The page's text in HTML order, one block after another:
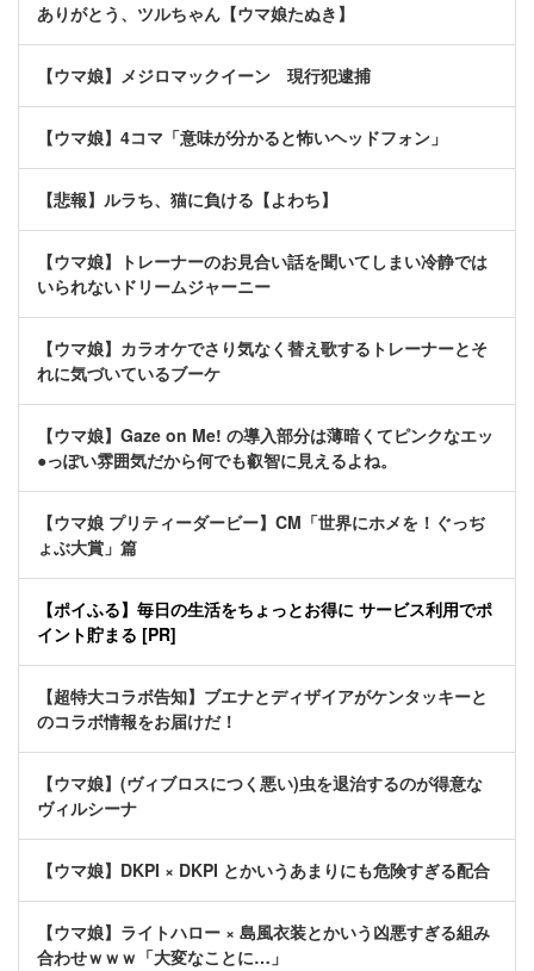
ありがとう、ツルちゃん【ウマ娘たぬき】
【ウマ娘】メジロマックイーン 現行犯逮捕
【ウマ娘】4コマ「意味が分かると怖いヘッドフォン」
【悲報】ルラち、猫に負ける【よわち】
【ウマ娘】トレーナーのお見合い話を聞いてしまい冷静では
いられないドリームジャーニー
【ウマ娘】カラオケでさり気なく替え歌するトレーナーとそ
れに気づいているブーケ
【ウマ娘】Gaze on Me! の導入部分は薄暗くてピンクなエッ
●っぽい雰囲気だから何でも叡智に見えるよね。
【ウマ娘 プリティーダービー】CM「世界にホメを！ぐっぢ
ょぶ大賞」篇
【ポイふる】毎日の生活をちょっとお得に サービス利用でポ
イント貯まる [PR]
【超特大コラボ告知】ブエナとディザイアがケンタッキーと
のコラボ情報をお届けだ！
【ウマ娘】(ヴィブロスにつく悪い)虫を退治するのが得意な
ヴィルシーナ
【ウマ娘】DKPI × DKPI とかいうあまりにも危険すぎる配合
【ウマ娘】ライトハロー × 島風衣装とかいう凶悪すぎる組み
合わせｗｗｗ「大変なことに…」